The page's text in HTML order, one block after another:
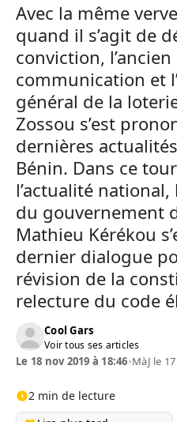
Avec la même
quand il s’agit de
conviction,
communication et
général de la
Zossou s’est
dernières
Bénin. Dans ce
l’actualité national,
du gouvernement
Mathieu Kérékou
dernier dialogue
révision de la
relecture du code
Cool Gars
Voir tous ses articles
Le 18 nov 2019 à 18:46•MàJ le
2 min de lecture